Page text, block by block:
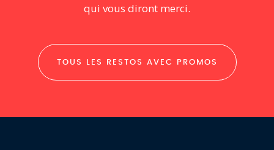
qui vous diront merci.
TOUS LES RESTOS AVEC PROMOS